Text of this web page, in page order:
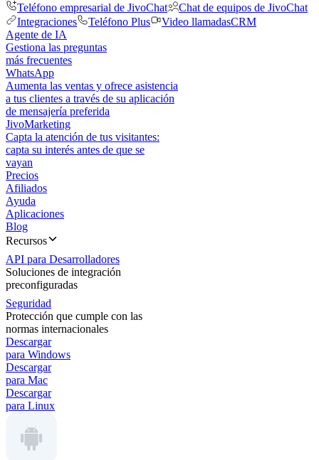
Teléfono empresarial de JivoChat
Chat de equipos de JivoChat
Integraciones
Teléfono Plus Video llamadasCRM
Agente de IA
Gestiona las preguntas
más frecuentes
WhatsApp
Aumenta las ventas y ofrece asistencia
a tus clientes a través de su aplicación
de mensajería preferida
JivoMarketing
Capta la atención de tus visitantes:
capta su interés antes de que se
vayan
Precios
Afiliados
Ayuda
Aplicaciones
Blog
Recursos
API para Desarrolladores
Soluciones de integración
preconfiguradas
Seguridad
Protección que cumple con las
normas internacionales
Descargar
para Windows
Descargar
para Mac
Descargar
para Linux